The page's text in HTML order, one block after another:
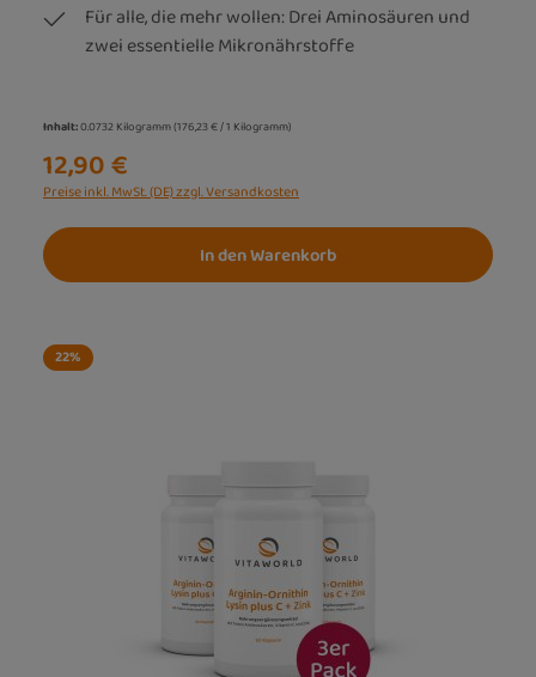
Für alle, die mehr wollen: Drei Aminosäuren und
zwei essentielle Mikronährstoffe
Inhalt:0.0732 Kilogramm(176,23 € / 1 Kilogramm)
12,90 €
Preise inkl. MwSt. (DE) zzgl. Versandkosten
In den Warenkorb
22%